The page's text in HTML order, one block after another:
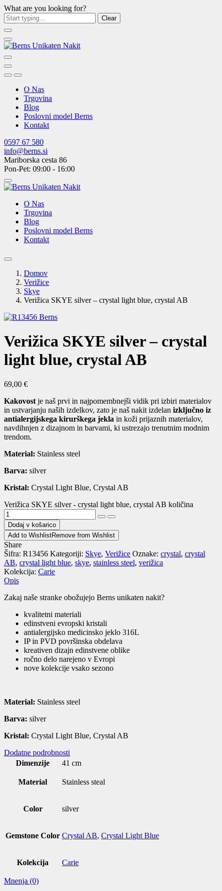
What are you looking for?
Clear
O Nas
Trgovina
Blog
Poslovni model Berns
Kontakt
0597 67 580
info@berns.si
Mariborska cesta 86
Pon-Pet: 09:00 - 16:00
O Nas
Trgovina
Blog
Poslovni model Berns
Kontakt
Domov
Verižice
Skye
Verižica SKYE silver – crystal light blue, crystal AB
Verižica SKYE silver – crystal
light blue, crystal AB
69,00 €
Kakovost je naš prvi in ​​najpomembnejši vidik pri izbiri materialov
in ustvarjanju naših izdelkov, zato je naš nakit izdelan izključno iz
antialergijskega kirurškega jekla in koži prijaznih materialov,
navdihnjen z dizajnom in barvami, ki ustrezajo trenutnim modnim
trendom.
Material: Stainless steel
Barva: silver
Kristal: Crystal Light Blue, Crystal AB
Verižica SKYE silver - crystal light blue, crystal AB količina
Dodaj v košarico
Add to WishlistRemove from Wishlist
Share
Šifra: R13456 Kategoriji: Skye, Verižice Oznake: crystal, crystal
AB, crystal light blue, skye, stainless steel, verižica
Kolekcija: Carie
Opis
Zakaj naše stranke obožujejo Berns unikaten nakit?
kvalitetni materiali
edinstveni evropski kristali
antialergijsko medicinsko jeklo 316L
IP in PVD površinska obdelava
kreativen dizajn edinstvene oblike
ročno delo narejeno v Evropi
nove kolekcije vsako sezono
Material: Stainless steel
Barva: silver
Kristal: Crystal Light Blue, Crystal AB
Dodatne podrobnosti
Dimenzije
41 cm
Material Stainless steal
Color silver
Gemstone Color Crystal AB, Crystal Light Blue
Kolekcija Carie
Mnenja (0)